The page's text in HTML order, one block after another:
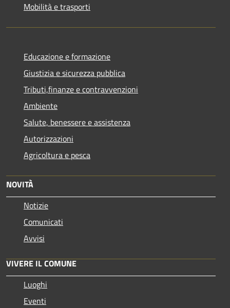
Mobilità e trasporti
Educazione e formazione
Giustizia e sicurezza pubblica
Tributi,finanze e contravvenzioni
Ambiente
Salute, benessere e assistenza
Autorizzazioni
Agricoltura e pesca
NOVITÀ
Notizie
Comunicati
Avvisi
VIVERE IL COMUNE
Luoghi
Eventi